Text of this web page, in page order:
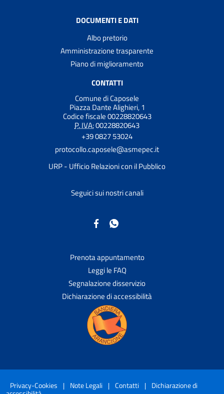
DOCUMENTI E DATI
Albo pretorio
Amministrazione trasparente
Piano di miglioramento
CONTATTI
Comune di Caposele
Piazza Dante Alighieri, 1
Codice fiscale 00228820643
P. IVA:00228820643
+39 0827 53024
protocollo.caposele@asmepec.it
URP - Ufficio Relazioni con il Pubblico
Seguici sui nostri canali
Prenota appuntamento
Leggi le FAQ
Segnalazione disservizio
Dichiarazione di accessibilità
Privacy-Cookies | Note Legali | Contatti | Dichiarazione di